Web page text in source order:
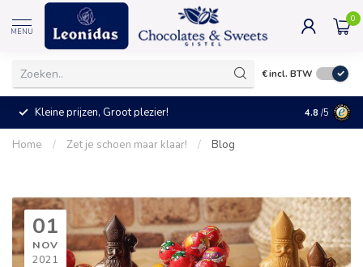
MENU
0
€incl. BTW
Kleine prijzen, Groot plezier! 4.8 /5
Home / Zet je schoen maar klaar! / Blog
01
NOV
2021